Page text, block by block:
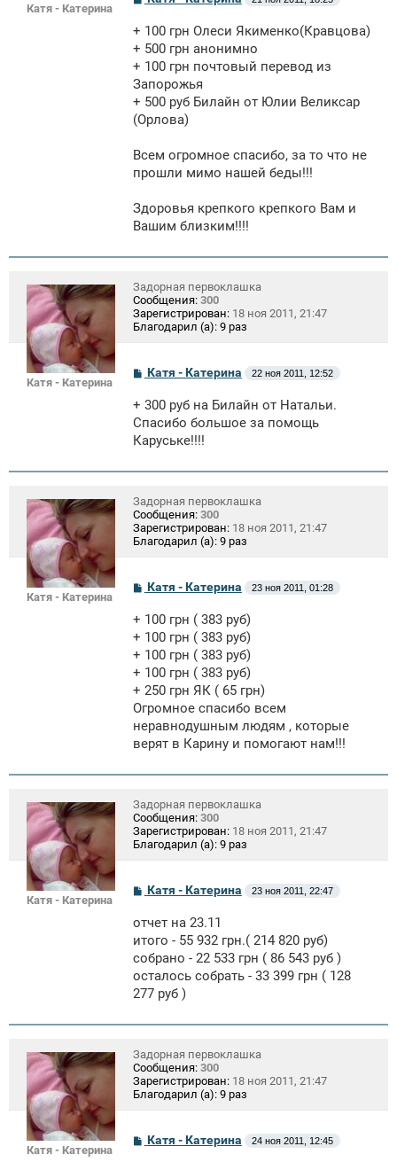
Катя - Катерина
б
щ
е
н
и
е
+ 100 грн Олеси Якименко(Кравцова)
+ 500 грн анонимно
+ 100 грн почтовый перевод из
Запорожья
+ 500 руб Билайн от Юлии Великсар
(Орлова)
Всем огромное спасибо, за то что не
прошли мимо нашей беды!!!
Здоровья крепкого крепкого Вам и
Вашим близким!!!!
Катя - Катерина
Задорная первоклашка
Сообщения: 300
Зарегистрирован: 18 ноя 2011, 21:47
Благодарил (а): 9 раз
С
б
щ
н
е
Катя - Катерина 22 ноя 2011, 12:52
+ 300 руб на Билайн от Натальи.
Спасибо большое за помощь
Каруське!!!!
Катя - Катерина
Задорная первоклашка
Сообщения: 300
Зарегистрирован: 18 ноя 2011, 21:47
Благодарил (а): 9 раз
С
б
щ
е
н
и
е
Катя - Катерина 23 ноя 2011, 01:28
+ 100 грн ( 383 руб)
+ 100 грн ( 383 руб)
+ 100 грн ( 383 руб)
+ 100 грн ( 383 руб)
+ 250 грн ЯК ( 65 грн)
Огромное спасибо всем
неравнодушным людям , которые
верят в Карину и помогают нам!!!
Катя - Катерина
Задорная первоклашка
Сообщения: 300
Зарегистрирован: 18 ноя 2011, 21:47
Благодарил (а): 9 раз
С
б
щ
н
и
е
Катя - Катерина 23 ноя 2011, 22:47
отчет на 23.11
итого - 55 932 грн.( 214 820 руб)
собрано - 22 533 грн ( 86 543 руб )
осталось собрать - 33 399 грн ( 128
277 руб )
Катя - Катерина
Задорная первоклашка
Сообщения: 300
Зарегистрирован: 18 ноя 2011, 21:47
Благодарил (а): 9 раз
СКатя - Катерина 24 ноя 2011, 12:45